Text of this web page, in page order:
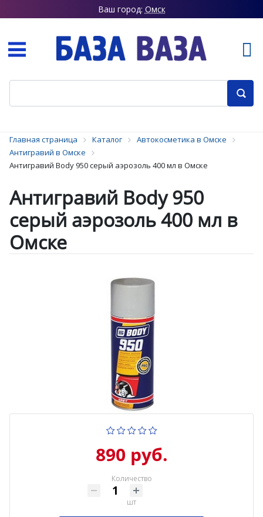
Ваш город: Омск
Главная страница Каталог
Автокосметика в Омске
Антигравий в Омске
Антигравий Body 950 серый аэрозоль 400 мл в Омске
Антигравий Body 950
серый аэрозоль 400 мл в
Омске
890 руб.
Количество
шт